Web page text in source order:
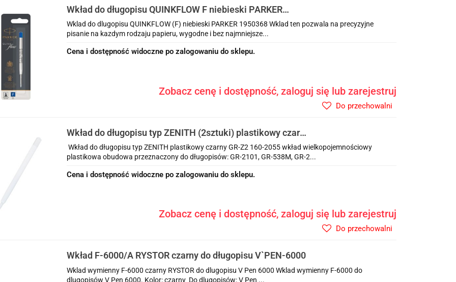
Wkład do długopisu QUINKFLOW F niebieski PARKER
1950368
Wklad do dlugopisu QUINKFLOW (F) niebieski PARKER 1950368 Wklad ten pozwala na precyzyjne
pisanie na kazdym rodzaju papieru, wygodne i bez najmniejsze...
Cena i dostępność widoczne po zalogowaniu do sklepu.
Zobacz cenę i dostępność, zaloguj się lub zarejestruj
Do przechowalni
Wkład do długopisu typ ZENITH (2sztuki) plastikowy czarny
GR-Z2 160-2055 GRAND
Wkład do długopisu typ ZENITH plastikowy czarny GR-Z2 160-2055 wkład wielkopojemnościowy
plastikowa obudowa przeznaczony do długopisów: GR-2101, GR-538M, GR-2...
Cena i dostępność widoczne po zalogowaniu do sklepu.
Zobacz cenę i dostępność, zaloguj się lub zarejestruj
Do przechowalni
Wkład F-6000/A RYSTOR czarny do długopisu V`PEN-6000
Wklad wymienny F-6000 czarny RYSTOR do dlugopisu V Pen 6000 Wklad wymienny F-6000 do
dlugopisów V Pen 6000. Kolor: czarny Do dlugopisów: V Pen ...